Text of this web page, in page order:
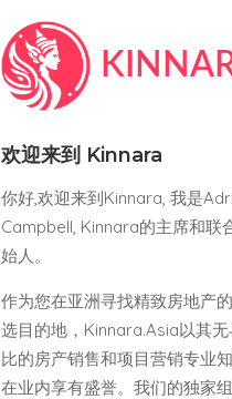
欢迎来到 Kinnara
你好,欢迎来到Kinnara, 我是
Campbell, Kinnara的主席和联
始人。
作为您在亚洲寻找精致房地产
选目的地，Kinnara.Asia以其
比的房产销售和项目营销专业
在业内享有盛誉。我们的独家